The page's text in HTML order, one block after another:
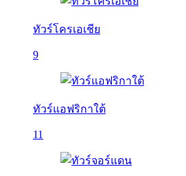
ทัวร์โครเอเชีย
9
ทัวร์แอฟริกาใต้
11